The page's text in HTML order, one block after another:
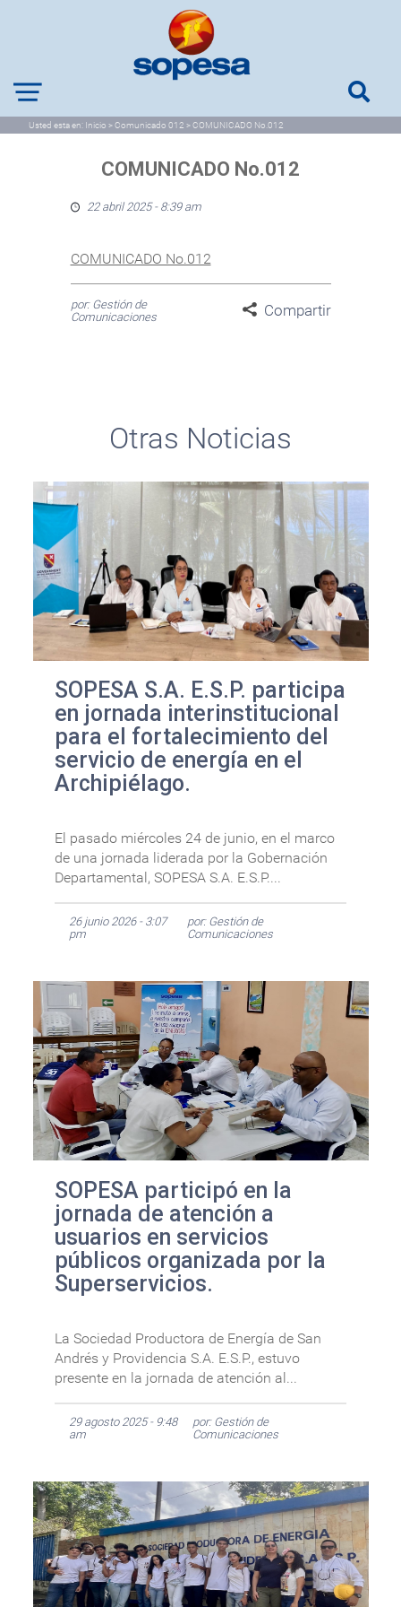
Usted esta en: Inicio > Comunicado 012 > COMUNICADO No.012
COMUNICADO No.012
22 abril 2025 - 8:39 am
COMUNICADO No.012
por: Gestión de
Comunicaciones
Compartir
Otras Noticias
SOPESA S.A. E.S.P. participa
en jornada interinstitucional
para el fortalecimiento del
servicio de energía en el
Archipiélago.
El pasado miércoles 24 de junio, en el marco
de una jornada liderada por la Gobernación
Departamental, SOPESA S.A. E.S.P....
26 junio 2026 - 3:07
pm
por: Gestión de
Comunicaciones
SOPESA participó en la
jornada de atención a
usuarios en servicios
públicos organizada por la
Superservicios.
La Sociedad Productora de Energía de San
Andrés y Providencia S.A. E.S.P., estuvo
presente en la jornada de atención al...
29 agosto 2025 - 9:48
am
por: Gestión de
Comunicaciones